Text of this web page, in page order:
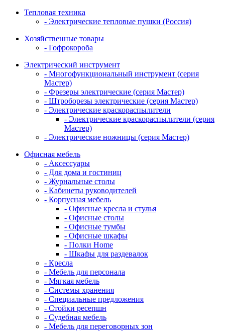
Тепловая техника
- Электрические тепловые пушки (Россия)
Хозяйственные товары
- Гофрокороба
Электрический инструмент
- Многофункциональный инструмент (серия
Мастер)
- Фрезеры электрические (серия Мастер)
- Штроборезы электрические (серия Мастер)
- Электрические краскораспылители
- Электрические краскораспылители (серия
Мастер)
- Электрические ножницы (серия Мастер)
Офисная мебель
- Аксессуары
- Для дома и гостиниц
- Журнальные столы
- Кабинеты руководителей
- Корпусная мебель
- Офисные кресла и стулья
- Офисные столы
- Офисные тумбы
- Офисные шкафы
- Полки Home
- Шкафы для раздевалок
- Кресла
- Мебель для персонала
- Мягкая мебель
- Системы хранения
- Специальные предложения
- Стойки ресепшн
- Судебная мебель
- Мебель для переговорных зон